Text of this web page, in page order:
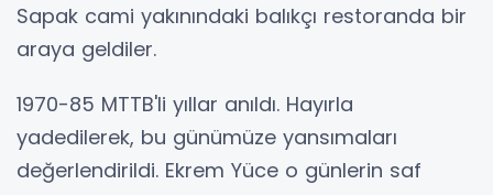
Sapak cami yakınındaki balıkçı restoranda bir
araya geldiler.
1970-85 MTTB'li yıllar anıldı. Hayırla
yadedilerek, bu günümüze yansımaları
değerlendirildi. Ekrem Yüce o günlerin saf